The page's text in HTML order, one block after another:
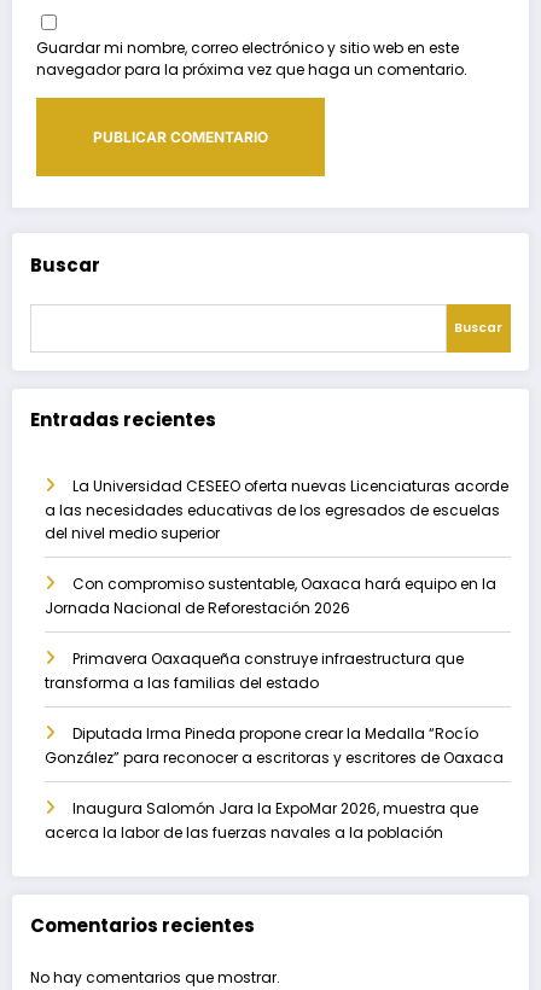
Guardar mi nombre, correo electrónico y sitio web en este
navegador para la próxima vez que haga un comentario.
Buscar
Buscar
Entradas recientes
La Universidad CESEEO oferta nuevas Licenciaturas acorde
a las necesidades educativas de los egresados de escuelas
del nivel medio superior
Con compromiso sustentable, Oaxaca hará equipo en la
Jornada Nacional de Reforestación 2026
Primavera Oaxaqueña construye infraestructura que
transforma a las familias del estado
Diputada Irma Pineda propone crear la Medalla “Rocío
González” para reconocer a escritoras y escritores de Oaxaca
Inaugura Salomón Jara la ExpoMar 2026, muestra que
acerca la labor de las fuerzas navales a la población
Comentarios recientes
No hay comentarios que mostrar.